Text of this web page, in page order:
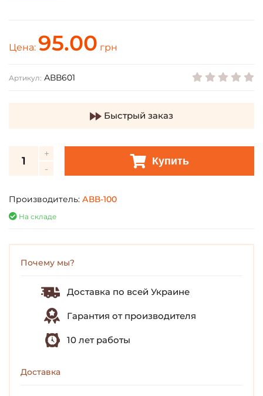
Цена: 95.00 грн
Артикул: АВВ601
Быстрый заказ
Купить
Производитель: АВВ-100
На складе
Почему мы?
Доставка по всей Украине
Гарантия от производителя
10 лет работы
Доставка